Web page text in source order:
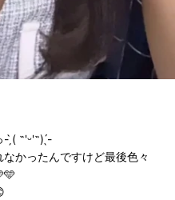
今日と明日でアメドリ最後ですっ- ̗̀( ˶'ᵕ'˶) ̖́-
かったんですけど最後色々